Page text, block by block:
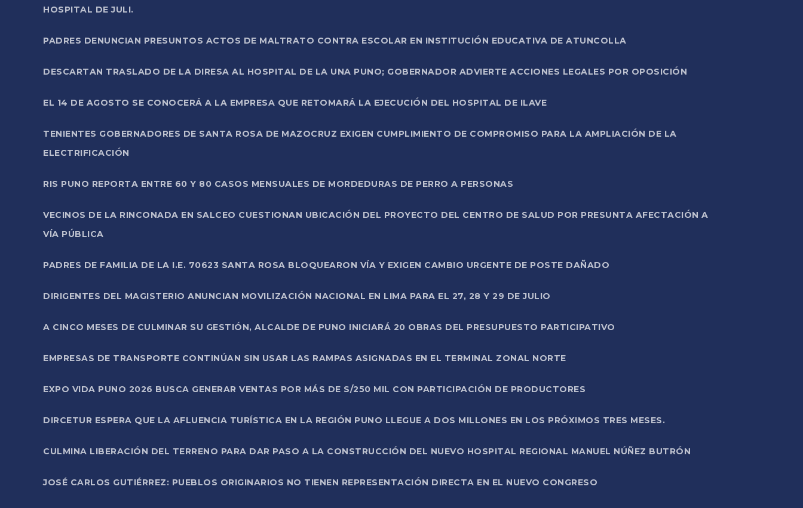
HOSPITAL DE JULI.
PADRES DENUNCIAN PRESUNTOS ACTOS DE MALTRATO CONTRA ESCOLAR EN INSTITUCIÓN EDUCATIVA DE ATUNCOLLA
DESCARTAN TRASLADO DE LA DIRESA AL HOSPITAL DE LA UNA PUNO; GOBERNADOR ADVIERTE ACCIONES LEGALES POR OPOSICIÓN
EL 14 DE AGOSTO SE CONOCERÁ A LA EMPRESA QUE RETOMARÁ LA EJECUCIÓN DEL HOSPITAL DE ILAVE
TENIENTES GOBERNADORES DE SANTA ROSA DE MAZOCRUZ EXIGEN CUMPLIMIENTO DE COMPROMISO PARA LA AMPLIACIÓN DE LA
ELECTRIFICACIÓN
RIS PUNO REPORTA ENTRE 60 Y 80 CASOS MENSUALES DE MORDEDURAS DE PERRO A PERSONAS
VECINOS DE LA RINCONADA EN SALCEO CUESTIONAN UBICACIÓN DEL PROYECTO DEL CENTRO DE SALUD POR PRESUNTA AFECTACIÓN A
VÍA PÚBLICA
PADRES DE FAMILIA DE LA I.E. 70623 SANTA ROSA BLOQUEARON VÍA Y EXIGEN CAMBIO URGENTE DE POSTE DAÑADO
DIRIGENTES DEL MAGISTERIO ANUNCIAN MOVILIZACIÓN NACIONAL EN LIMA PARA EL 27, 28 Y 29 DE JULIO
A CINCO MESES DE CULMINAR SU GESTIÓN, ALCALDE DE PUNO INICIARÁ 20 OBRAS DEL PRESUPUESTO PARTICIPATIVO
EMPRESAS DE TRANSPORTE CONTINÚAN SIN USAR LAS RAMPAS ASIGNADAS EN EL TERMINAL ZONAL NORTE
EXPO VIDA PUNO 2026 BUSCA GENERAR VENTAS POR MÁS DE S/250 MIL CON PARTICIPACIÓN DE PRODUCTORES
DIRCETUR ESPERA QUE LA AFLUENCIA TURÍSTICA EN LA REGIÓN PUNO LLEGUE A DOS MILLONES EN LOS PRÓXIMOS TRES MESES.
CULMINA LIBERACIÓN DEL TERRENO PARA DAR PASO A LA CONSTRUCCIÓN DEL NUEVO HOSPITAL REGIONAL MANUEL NÚÑEZ BUTRÓN
JOSÉ CARLOS GUTIÉRREZ: PUEBLOS ORIGINARIOS NO TIENEN REPRESENTACIÓN DIRECTA EN EL NUEVO CONGRESO